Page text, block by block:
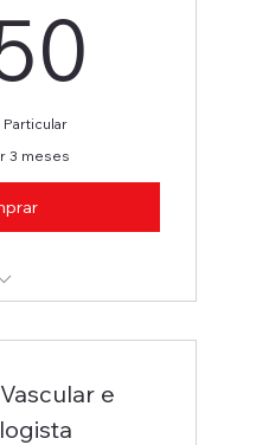
Particular
3 meses
e